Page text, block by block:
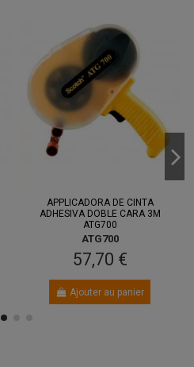
APPLICADORA DE CINTA
ADHESIVA DOBLE CARA 3M
ATG700
ATG700
57,70 €
Ajouter au panier